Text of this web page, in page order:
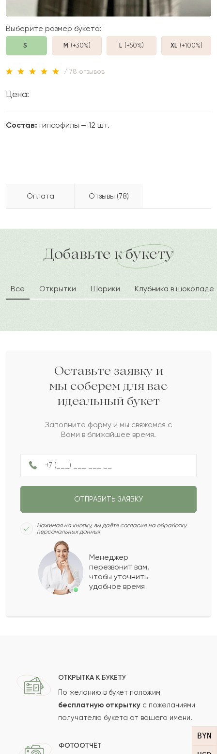
BYN
Выберите размер букета:
S M (+30%) L (+50%) XL (+100%)
/ 78 отзывов
Цена:
Состав: гипсофилы — 12 шт.
Оплата Отзывы (78)
доставка по городу в течение часа
А 2024-06-02
Азиз
2024-05-30
С 2024-02-18
Самвел
Б 2024-01-21
Бизат
2023-12-06
Ерлан
2023-12-04
Конкордий
Милолика
И Инокентий
Нурбек
Показать еще
Ваш e-mail
Отзыв
Добавьте к букету
Все Открытки Шарики Клубника в шоколаде
Оставьте заявку и
мы соберем для вас
идеальный букет
Заполните форму и мы свяжемся с
Вами в ближайшее время.
ОТПРАВИТЬ ЗАЯВКУ
Нажимая на кнопку, вы даёте согласие на обработку
персональных данных
Менеджер
перезвонит вам,
чтобы уточнить
удобное время
ОТКРЫТКА К БУКЕТУ
По желанию в букет положим
бесплатную открытку с пожеланиями
получателю букета от вашего имени.
ФОТООТЧЁТ